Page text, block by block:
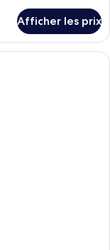
Afficher les prix